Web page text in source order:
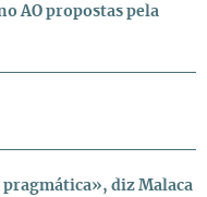
AO propostas pela
diz Malaca